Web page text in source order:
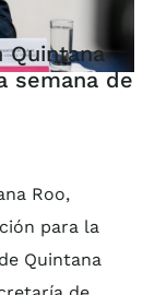
Quintana
semana de
Roo,
para la
Quintana